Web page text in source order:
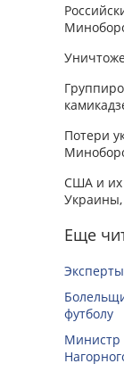
Потери
США и их
Украины,
Еще
футболу
Министр